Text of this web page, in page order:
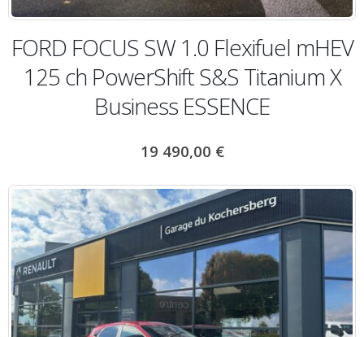
FORD FOCUS SW 1.0 Flexifuel mHEV
125 ch PowerShift S&S Titanium X
Business ESSENCE
19 490,00 €